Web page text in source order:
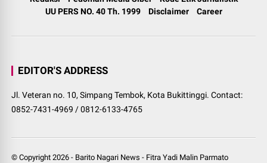
UU PERS NO. 40 Th. 1999
Disclaimer Career
EDITOR'S ADDRESS
Jl. Veteran no. 10, Simpang Tembok, Kota Bukittinggi. Contact:
0852-7431-4969 / 0812-6133-4765
© Copyright2026 - Barito Nagari News - Fitra Yadi Malin Parmato